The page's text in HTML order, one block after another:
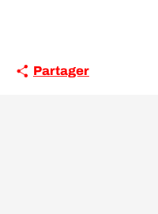
Partager